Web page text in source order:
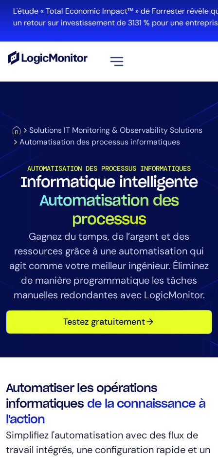
L'étude « Total Economic Impact™ » de Forrester révèle
un retour sur investissement de 3131 % pour une
Solutions IT Monitoring & Observability Solutions
Automatisation des processus informatiques
AUTOMATISATION DES PROCESSUS INFORMATIQUES
Informatique intelligente
Automatisation des
processus
Gagnez du temps, de l’argent et des
ressources grâce à une automatisation qui
agit comme votre meilleur ingénieur. Éliminez
de manière programmatique les tâches
manuelles redondantes avec LogicMonitor.
Testez gratuitement
Automatiser les opérations
informatiques de la connaissance à
l'action
Simplifiez l'automatisation avec des flux de
travail intégrés, une configuration rapide et un
Cloud et Multi-Cloud
Edwin AI
Solution
Automatisation
Consolidation des outils
Réduction du MTTR
Optimisation des coûts
Industrie
Santé
Services financiers
Services managés
Rôle
Directeur informatique
prédictives
CloudOps
AIOps